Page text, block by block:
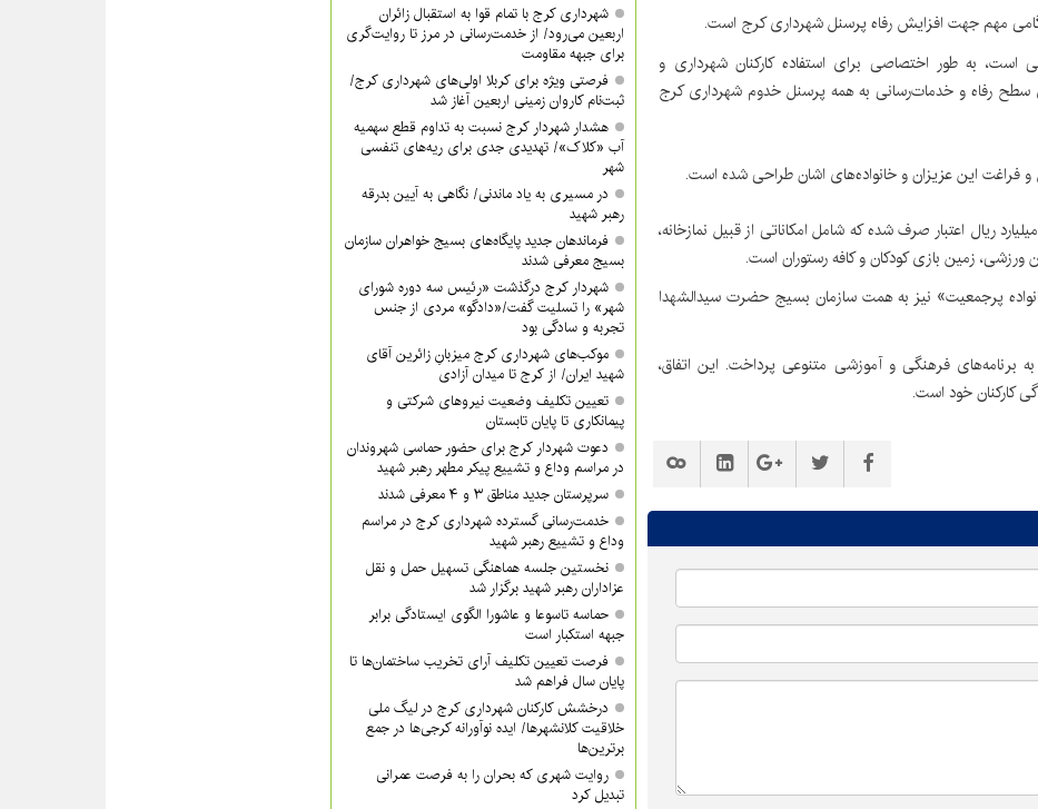
گامی مهم جهت افزایش رفاه پرسنل شهرداری کرج است.
که شامل ۳۰ آلاچیق اقامتی است، به طور اختصاصی برای استفاده کارکنان شهرداری و
سطح رفاه و خدمات‌رسانی به همه پرسنل خدوم شهرداری کرج
فراغت این عزیزان و خانواده‌های اشان طراحی شده است.
وی ادامه داد: به منظور اجرای پروژه مذکور بالغ بر ۴۵۰ میلیارد ریال اعتبار صرف شده که شامل امکاناتی از قبیل نمازخانه،
زمین بازی کودکان و کافه رستوران است.
پرجمعیت» نیز به همت سازمان بسیج حضرت سیدالشهدا
برنامه‌های فرهنگی و آموزشی متنوعی پرداخت. این اتفاق،
کارکنان خود است.
شهرداری کرج با تمام قوا به استقبال زائران
اربعین می‌رود/ از خدمت‌رسانی در مرز تا روایت‌گری
برای جبهه مقاومت
فرصتی ویژه برای کربلا اولی‌های شهرداری کرج/
ثبت‌نام کاروان زمینی اربعین آغاز شد
هشدار شهردار کرج نسبت به تداوم قطع سهمیه
آب «کلاک»/ تهدیدی جدی برای ریه‌های تنفسی
شهر
در مسیری به یاد ماندنی/ نگاهی به آیین بدرقه
رهبر شهید
فرماندهان جدید پایگاه‌های بسیج خواهران سازمان
بسیج معرفی شدند
شهردار کرج درگذشت «رئیس سه دوره شورای
شهر» را تسلیت گفت/«دادگو» مردی از جنس
تجربه و سادگی بود
موکب‌های شهرداری کرج میزبانِ زائرین آقای
شهید ایران/ از کرج تا میدان آزادی
تعیین تکلیف وضعیت نیروهای شرکتی و
پیمانکاری تا پایان تابستان
دعوت شهردار کرج برای حضور حماسی شهروندان
در مراسم وداع و تشییع پیکر مطهر رهبر شهید
سرپرستان جدید مناطق ۳ و ۴ معرفی شدند
خدمت‌رسانی گسترده شهرداری کرج در مراسم
وداع و تشییع رهبر شهید
نخستین جلسه هماهنگی تسهیل حمل و نقل
عزاداران رهبر شهید برگزار شد
حماسه تاسوعا و عاشورا الگوی ایستادگی برابر
جبهه استکبار است
فرصت تعیین تکلیف آرای تخریب ساختمان‌ها تا
پایان سال فراهم شد
درخشش کارکنان شهرداری کرج در لیگ ملی
خلاقیت کلانشهرها/ ایده نوآورانه کرجی‌ها در جمع
برترین‌ها
روایت شهری که بحران را به فرصت عمرانی
تبدیل کرد